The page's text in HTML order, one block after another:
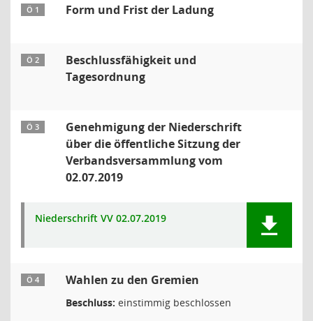
Ö 1 Form und Frist der Ladung
Ö 2
Beschlussfähigkeit und
Tagesordnung
Ö 3
Genehmigung der Niederschrift
über die öffentliche Sitzung der
Verbandsversammlung vom
02.07.2019
Niederschrift VV 02.07.2019
Ö 4 Wahlen zu den Gremien
Beschluss: einstimmig beschlossen